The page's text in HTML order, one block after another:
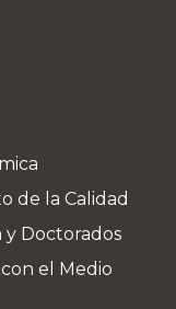
de la Calidad
Doctorados
el Medio